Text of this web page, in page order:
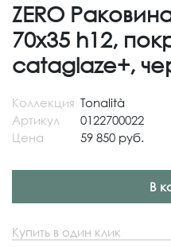
ZERO
70х35 h12,
cataglaze+,
Коллекция Tonalità
Артикул
0122700022
Цена
59 850 руб.
В
Купить в один клик